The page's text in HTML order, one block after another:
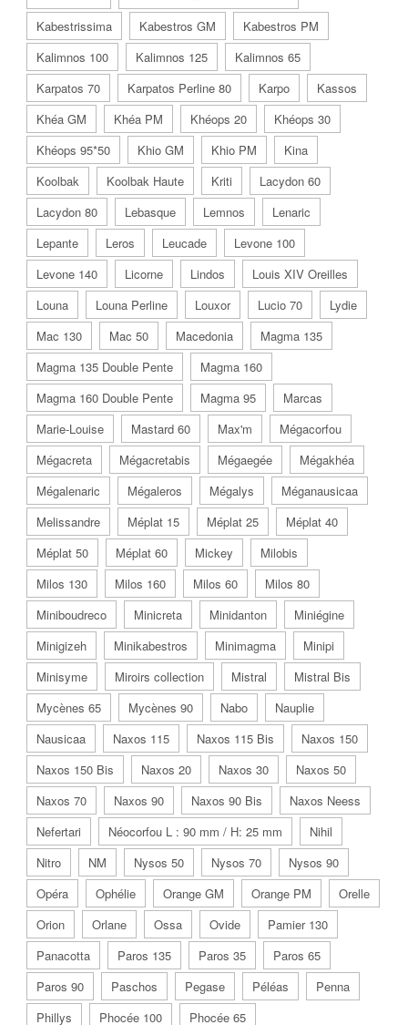
Kabestrissima
Kabestros GM
Kabestros PM
Kalimnos 100
Kalimnos 125
Kalimnos 65
Karpatos 70
Karpatos Perline 80 Karpo
Kassos
Khéa GM
Khéa PM Khéops 20
Khéops 30
Khéops 95*50
Khio GM Khio PM
Kina
Koolbak
Koolbak Haute Kriti
Lacydon 60
Lacydon 80
Lebasque Lemnos
Lenaric
Lepante
Leros Leucade
Levone 100
Levone 140
Licorne Lindos
Louis XIV Oreilles
Louna
Louna Perline Louxor Lucio 70
Lydie
Mac 130
Mac 50 Macedonia
Magma 135
Magma 135 Double Pente
Magma 160
Magma 160 Double Pente
Magma 95
Marcas
Marie-Louise
Mastard 60 Max'm
Mégacorfou
Mégacreta
Mégacretabis Mégaegée
Mégakhéa
Mégalenaric
Mégaleros Mégalys
Méganausicaa
Melissandre
Méplat 15 Méplat 25
Méplat 40
Méplat 50
Méplat 60 Mickey
Milobis
Milos 130
Milos 160 Milos 60
Milos 80
Miniboudreco
Minicreta Minidanton
Miniégine
Minigizeh
Minikabestros Minimagma
Minipi
Minisyme
Miroirs collection Mistral
Mistral Bis
Mycènes 65
Mycènes 90 Nabo
Nauplie
Nausicaa
Naxos 115 Naxos 115 Bis
Naxos 150
Naxos 150 Bis
Naxos 20 Naxos 30
Naxos 50
Naxos 70
Naxos 90 Naxos 90 Bis
Naxos Neess
Nefertari
Néocorfou L : 90 mm / H: 25 mm
Nihil
Nitro
NM Nysos 50 Nysos 70
Nysos 90
Opéra
Ophélie Orange GM Orange PM
Orelle
Orion
Orlane Ossa Ovide
Pamier 130
Panacotta
Paros 135 Paros 35
Paros 65
Paros 90
Paschos Pegase Péléas
Penna
Phillys
Phocée 100 Phocée 65